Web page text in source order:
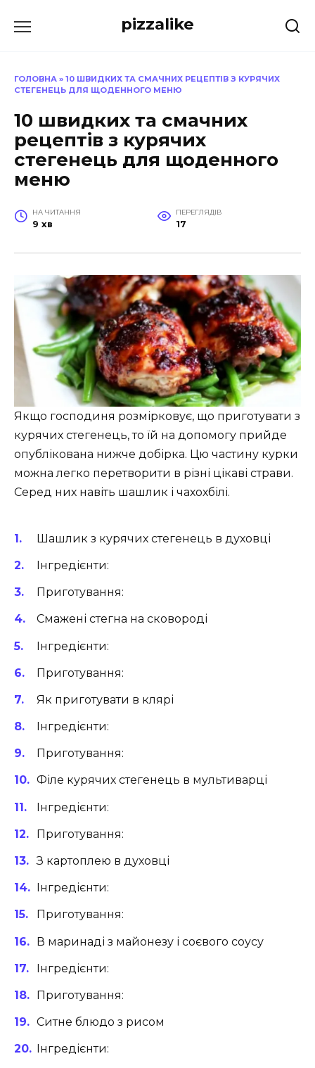
до
pizzalike
ГОЛОВНА » 10 ШВИДКИХ ТА СМАЧНИХ РЕЦЕПТІВ З КУРЯЧИХ
СТЕГЕНЕЦЬ ДЛЯ ЩОДЕННОГО МЕНЮ
10 швидких та смачних
рецептів з курячих
стегенець для щоденного
меню
НА ЧИТАННЯ
9 хв
ПЕРЕГЛЯДІВ
17
Якщо господиня розмірковує, що приготувати з
курячих стегенець, то їй на допомогу прийде
опублікована нижче добірка. Цю частину курки
можна легко перетворити в різні цікаві страви.
Серед них навіть шашлик і чахохбілі.
Шашлик з курячих стегенець в духовці
Інгредієнти:
Приготування:
Смажені стегна на сковороді
Інгредієнти:
Приготування:
Як приготувати в клярі
Інгредієнти:
Приготування:
Філе курячих стегенець в мультиварці
Інгредієнти:
Приготування:
З картоплею в духовці
Інгредієнти:
Приготування:
В маринаді з майонезу і соєвого соусу
Інгредієнти:
Приготування:
Ситне блюдо з рисом
Інгредієнти: